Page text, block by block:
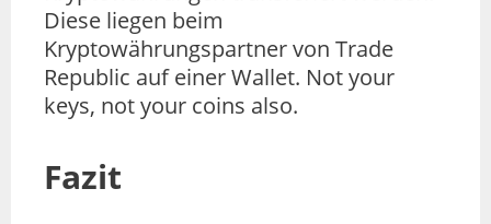
Diese liegen beim
Kryptowährungspartner von Trade
Republic auf einer Wallet. Not your
keys, not your coins also.
Fazit